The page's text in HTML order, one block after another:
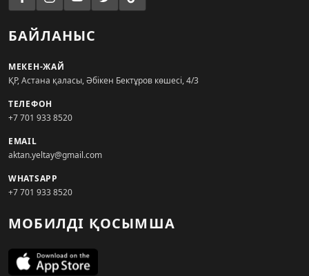
БАЙЛАНЫС
МЕКЕН-ЖАЙ
ҚР, Астана қаласы, Әбікен Бектұров көшесі, 4/3
ТЕЛЕФОН
+7 701 933 8520
EMAIL
aktan.yeltay@gmail.com
WHATSAPP
+7 701 933 8520
МОБИЛДІ ҚОСЫМША